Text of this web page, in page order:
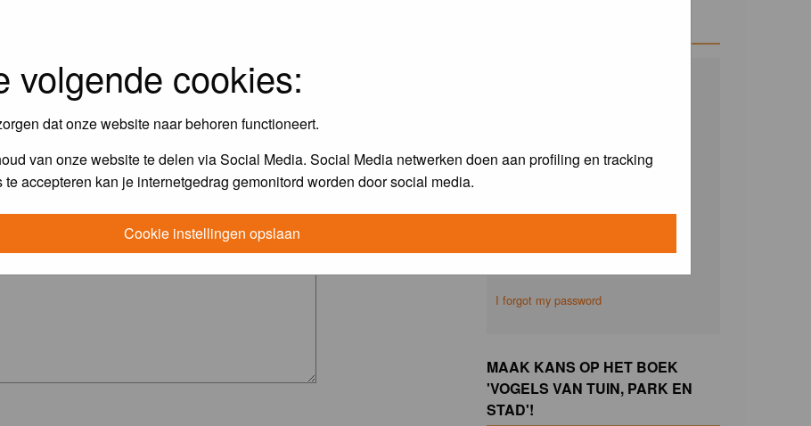
volgende cookies:
dat onze website naar behoren functioneert.
van onze website te delen via Social Media. Social Media netwerken doen aan profiling en tracking
accepteren kan je internetgedrag gemonitord worden door social media.
Cookie instellingen opslaan
I forgot my password
MAAK KANS OP HET BOEK
'VOGELS VAN TUIN, PARK EN
STAD'!